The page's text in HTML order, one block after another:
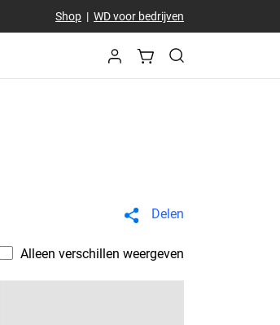
Shop| WD voor bedrijven
Delen
Alleen verschillen weergeven